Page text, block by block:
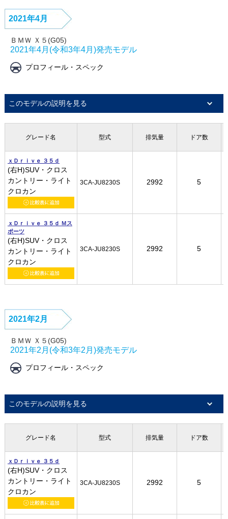
2021年4月
ＢＭＷ Ｘ５(G05)
2021年4月(令和3年4月)発売モデル
プロフィール・スペック
このモデルの説明を見る
グレード名 型式 排気量 ドア数
ｘＤｒｉｖｅ ３５ｄ
(右H)SUV・クロス
カントリー・ライト
クロカン
3CA-JU8230S 2992 5
ｘＤｒｉｖｅ ３５ｄ Ｍス
ポーツ
(右H)SUV・クロス
カントリー・ライト
クロカン
3CA-JU8230S 2992 5
グレード名 型式 排気量 ドア数
ｘＤｒｉｖｅ ３５ｄ
(右H)SUV・クロス
カントリー・ライト
クロカン
3CA-JU8230S 2992 5
ｘＤｒｉｖｅ ３５ｄ Ｍス
ポーツ
(右H)SUV・クロス
カントリー・ライト
クロカン
3CA-JU8230S 2992 5
グレード名 型式 排気量 ドア数
ｘＤｒｉｖｅ ３５ｄ
(右H)SUV・クロス
カントリー・ライト
クロカン
3CA-JU8230S 2992 5
ｘＤｒｉｖｅ ３５ｄ Ｍス
ポーツ
(右H)SUV・クロス
カントリー・ライト
クロカン
3CA-JU8230S 2992 5
グレード名 型式 排気量 ドア数
ｘＤｒｉｖｅ ３５ｄ
(右H)SUV・クロス
カントリー・ライト
クロカン
3CA-JU8230S 2992 5
ｘＤｒｉｖｅ ３５ｄ Ｍス
ポーツ
(右H)SUV・クロス
カントリー・ライト
クロカン
3CA-JU8230S 2992 5
2021年2月
ＢＭＷ Ｘ５(G05)
2021年2月(令和3年2月)発売モデル
プロフィール・スペック
このモデルの説明を見る
グレード名 型式 排気量 ドア数
ｘＤｒｉｖｅ ３５ｄ
(右H)SUV・クロス
カントリー・ライト
クロカン
3CA-JU8230S 2992 5
グレード名 型式 排気量 ドア数
ｘＤｒｉｖｅ ３５ｄ
(右H)SUV・クロス
カントリー・ライト
クロカン
3CA-JU8230S 2992 5
グレード名 型式 排気量 ドア数
ｘＤｒｉｖｅ ３５ｄ
(右H)SUV・クロス
カントリー・ライト
クロカン
3CA-JU8230S 2992 5
グレード名 型式 排気量 ドア数
ｘＤｒｉｖｅ ３５ｄ
(右H)SUV・クロス
カントリー・ライト
クロカン
3CA-JU8230S 2992 5